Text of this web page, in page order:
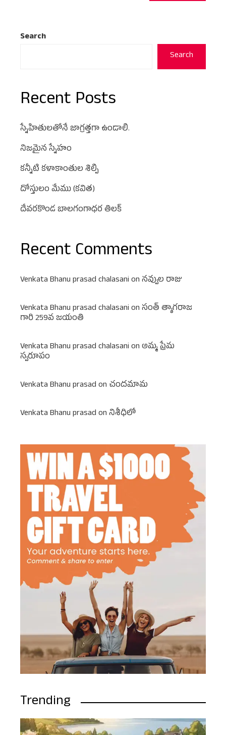
Search
Search
Recent Posts
స్నేహితులతోనే జాగ్రత్తగా ఉండాలి.
నిజమైన స్నేహం
కన్నీటి కళాకాంతుల శిల్పి
దోస్తులం మేము (కవిత)
దేవరకొండ బాలగంగాధర తిలక్
Recent Comments
Venkata Bhanu prasad chalasani on నవ్వుల రాజు
Venkata Bhanu prasad chalasani on సంత్ త్యాగరాజ
గారి 259వ జయంతి
Venkata Bhanu prasad chalasani on అమ్మ ప్రేమ
స్వరూపం
Venkata Bhanu prasad on చందమామ
Venkata Bhanu prasad on నిశీధిలో
Trending